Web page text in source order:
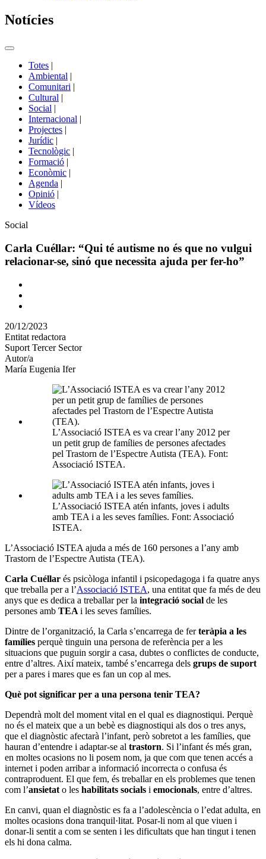
Notícies
Commutador
portals
Totes |
Ambiental |
Comunitari |
Cultural |
Social |
Internacional |
Projectes |
Jurídic |
Tecnològic |
Formació |
Econòmic |
Agenda |
Opinió |
Vídeos
Àmbit
la
notícia
Social
Carla Cuéllar: “Qui té autisme no és que no vulgui
relacionar-se, sinó que necessita ajuda per fer-ho”
Comparteix
altres
xarxes
socials
20/12/2023
Entitat redactora
Suport Tercer Sector
Autor/a
María Eugenia Ifer
L’Associació ISTEA es va crear l’any 2012 per
un petit grup de famílies de persones afectades
pel Trastorn de l’Espectre Autista (TEA). Font:
Associació ISTEA.
L’Associació ISTEA atén infants, joves i adults
amb TEA i a les seves famílies. Font: Associació
ISTEA.
L’Associació ISTEA ajuda a més de 160 persones a l’any amb
Trastorn de l’Espectre Autista (TEA).
Carla Cuéllar és psicòloga infantil i psicopedagoga i fa quatre anys
que treballa per a l’Associació ISTEA, una entitat que fa més de deu
anys que es dedica a treballar per la integració social de les
persones amb TEAi les seves famílies.
Dintre de l’organització, la Carla s’encarrega de ferteràpia a les
famílies perquè tinguin una persona de referència per a les
situacions que puguin sorgir a casa, dubtes o conflictes de conducte,
entre d’altres. Així mateix, també s’encarrega dels grups de suport
per a pares i mares que es fan un cop al mes.
Què pot significar per a una persona tenir TEA?
Dependrà molt del moment vital en el qual es diagnostiqui. Perquè
no és el mateix que a un bebè es diagnostiqui als dos o tres anys,
que el diagnòstic afectarà l’infant, però sobretot a les famílies, que
hauran d’entendre i adaptar-se al trastorn. Si l’infant és més gran,
en moltes ocasions no li posem nom, ja que com que tenen accés a
internet i poden arribar a informació incorrecta o confusa és
contraproduent. El que fem, és treballar en els problemes que tenen
com l’ansietato les habilitats socials i emocionals, entre d’altres.
En canvi, quan el diagnòstic es fa a l’adolescència o l’edat adulta, en
moltes ocasions dona tranquil·litat. Posar-li nom al que viuen i
donar-li sentit a com se senten i les dificultats que han tingut i tenen
els hi dona calma.